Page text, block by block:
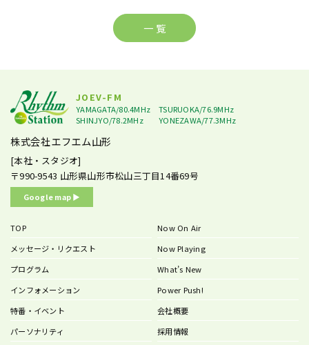
一 覧
JOEV-FM
YAMAGATA/80.4MHz
TSURUOKA/76.9MHz
SHINJYO/78.2MHz
YONEZAWA/77.3MHz
株式会社エフエム山形
[本社・スタジオ]
〒990-9543 山形県山形市松山三丁目14番69号
Google map ▶︎
TOP
メッセージ・リクエスト
プログラム
インフォメーション
特番・イベント
パーソナリティ
Now On Air
Now Playing
What’s New
Power Push!
会社概要
採用情報